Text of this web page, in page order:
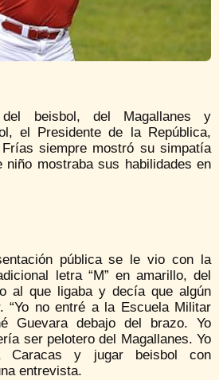
del beisbol, del Magallanes y
el Presidente de la República,
siempre mostró su simpatía
niño mostraba sus habilidades en
pública se le vio con la
letra “M” en amarillo, del
al que ligaba y decía que algún
“Yo no entré a la Escuela Militar
Guevara debajo del brazo. Yo
ser pelotero del Magallanes. Yo
y jugar beisbol con
entrevista.